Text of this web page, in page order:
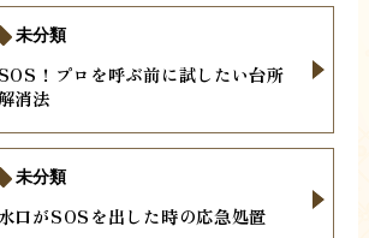
！プロを呼ぶ前に試したい台所
消法
未分類
口がSOSを出した時の応急処置
未分類